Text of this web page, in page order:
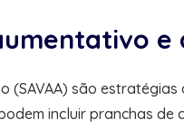
são
incluir pranchas